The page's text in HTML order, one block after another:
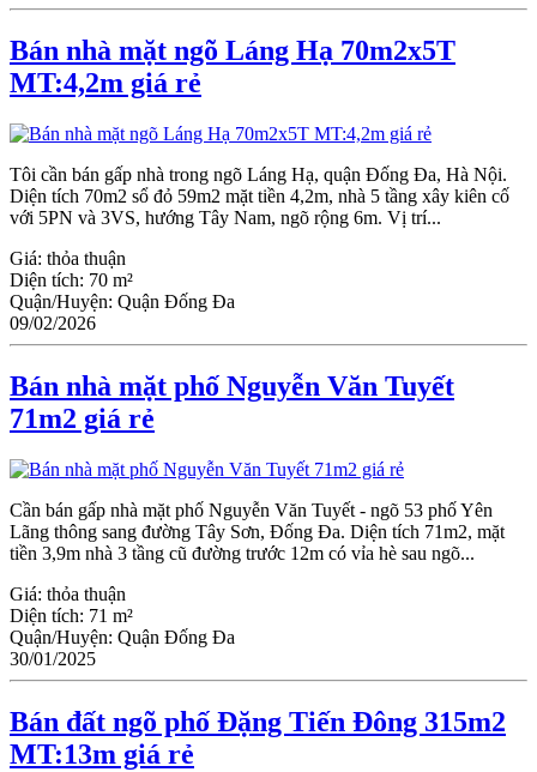
Bán nhà mặt ngõ Láng Hạ 70m2x5T
MT:4,2m giá rẻ
Tôi cần bán gấp nhà trong ngõ Láng Hạ, quận Đống Đa, Hà Nội.
Diện tích 70m2 sổ đỏ 59m2 mặt tiền 4,2m, nhà 5 tầng xây kiên cố
với 5PN và 3VS, hướng Tây Nam, ngõ rộng 6m. Vị trí...
Giá: thỏa thuận
Diện tích: 70 m²
Quận/Huyện: Quận Đống Đa
09/02/2026
Bán nhà mặt phố Nguyễn Văn Tuyết
71m2 giá rẻ
Cần bán gấp nhà mặt phố Nguyễn Văn Tuyết - ngõ 53 phố Yên
Lãng thông sang đường Tây Sơn, Đống Đa. Diện tích 71m2, mặt
tiền 3,9m nhà 3 tầng cũ đường trước 12m có vỉa hè sau ngõ...
Giá: thỏa thuận
Diện tích: 71 m²
Quận/Huyện: Quận Đống Đa
30/01/2025
Bán đất ngõ phố Đặng Tiến Đông 315m2
MT:13m giá rẻ